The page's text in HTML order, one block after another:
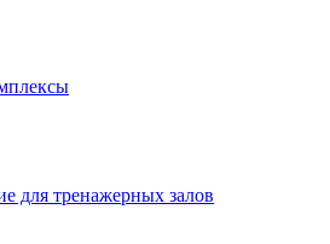
для тренажерных залов